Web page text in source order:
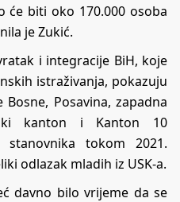
biti oko 170.000 osoba
je Zukić.
i integracije BiH, koje
istraživanja, pokazuju
Posavina, zapadna
kanton i Kanton 10
stanovnika tokom 2021.
odlazak mladih iz USK-a.
davno bilo vrijeme da se